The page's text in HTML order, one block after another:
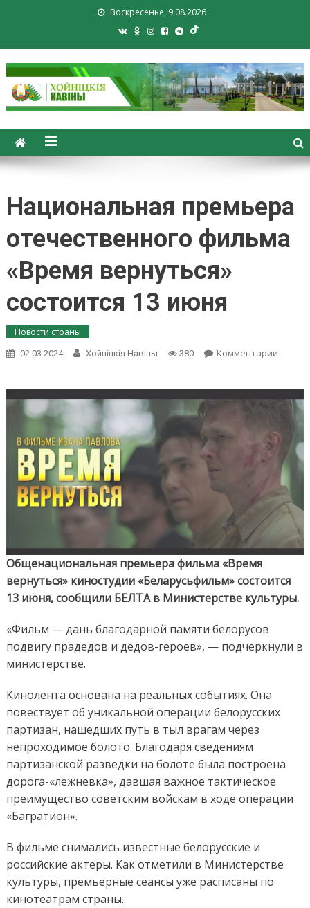
Воскресенье, 9.08.2026
Хойники. Хойнiцкiя навiны.
Новости Хойник. Районная
Национальная премьера
отечественного фильма
«Время вернуться»
состоится 13 июня
Новости страны
02.03.2024 Хойнiцкiя Навiны 380 Комментарииon
«Время
13
июня
Общенациональная премьера фильма «Время
вернуться» киностудии «Беларусьфильм» состоится
13 июня, сообщили БЕЛТА в Министерстве культуры.
«Фильм — дань благодарной памяти белорусов
подвигу прадедов и дедов-героев», — подчеркнули в
министерстве.
Кинолента основана на реальных событиях. Она
повествует об уникальной операции белорусских
партизан, нашедших путь в тыл врагам через
непроходимое болото. Благодаря сведениям
партизанской разведки на болоте была построена
дорога-«лежневка», давшая важное тактическое
преимущество советским войскам в ходе операции
«Багратион».
В фильме снимались известные белорусские и
российские актеры. Как отметили в Министерстве
культуры, премьерные сеансы уже расписаны по
кинотеатрам страны.